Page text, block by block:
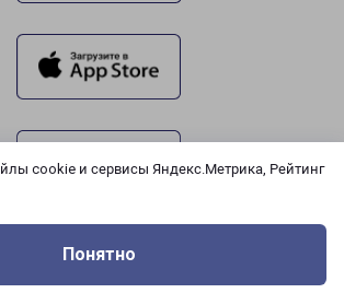
cookie и сервисы Яндекс.Метрика, Рейтинг
Понятно